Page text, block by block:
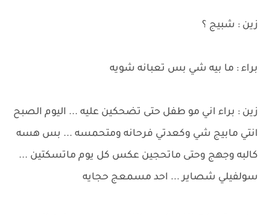
زين : شبيج ؟
براء : ما بيه شي بس تعبانه شويه
زين : براء اني مو طفل حتى تضحكين عليه ... اليوم الصبح
انتي مابيج شي وكعدتي فرحانه ومتحمسه ... بس هسه
كالبه وجهج وحتى ماتحجين عكس كل يوم ماتسكتين ...
سولفيلي شصاير ... احد مسمعج حجايه